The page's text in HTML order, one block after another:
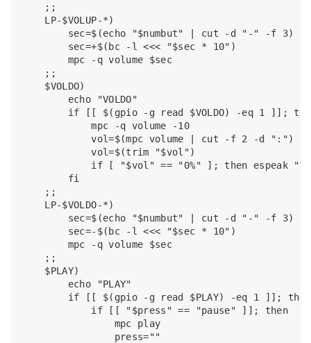
    ;;
    LP-$VOLUP-*)
        sec=$(echo "$numbut" | cut -d "-" -f 3)
        sec=+$(bc -l <<< "$sec * 10")
        mpc -q volume $sec
    ;;
    $VOLDO)
        echo "VOLDO"
if [[ $(gpio -g read $VOLDO) -eq 1 ]];
            mpc -q volume -10
            vol=$(mpc volume | cut -f 2 -d ":")
            vol=$(trim "$vol")
if [ "$vol" == "0%" ]; then espeak
        fi
    ;;
    LP-$VOLDO-*)
        sec=$(echo "$numbut" | cut -d "-" -f 3)
        sec=-$(bc -l <<< "$sec * 10")
        mpc -q volume $sec
    ;;
    $PLAY)
        echo "PLAY"
        if [[ $(gpio -g read $PLAY) -eq 1 ]]; then
            if [[ "$press" == "pause" ]]; then
                mpc play
                press=""